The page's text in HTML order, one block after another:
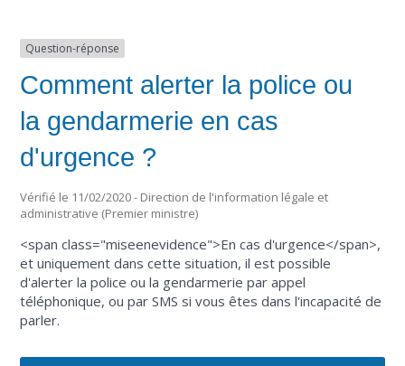
Question-réponse
Comment alerter la police ou
la gendarmerie en cas
d'urgence ?
Vérifié le 11/02/2020 - Direction de l'information légale et
administrative (Premier ministre)
<span class="miseenevidence">En cas d'urgence</span>,
et uniquement dans cette situation, il est possible
d'alerter la police ou la gendarmerie par appel
téléphonique, ou par SMS si vous êtes dans l'incapacité de
parler.